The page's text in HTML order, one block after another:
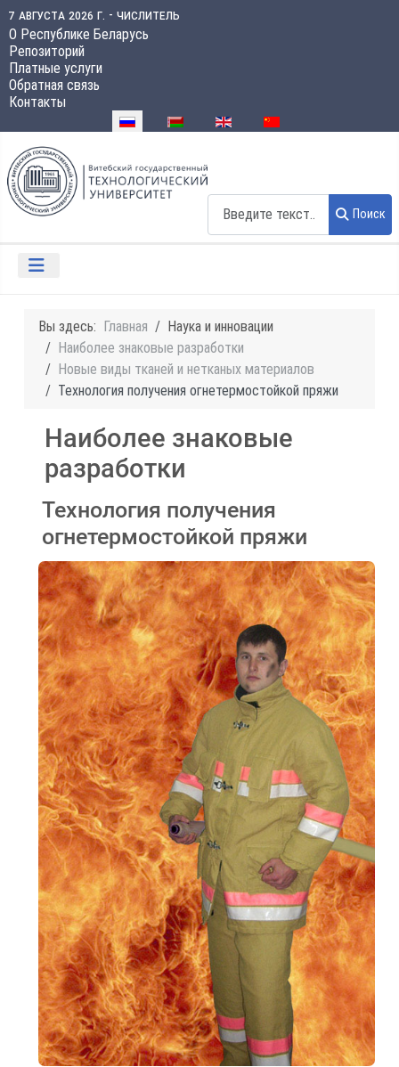
7 августа 2026 г. - числитель
О Республике Беларусь
Репозиторий
Платные услуги
Обратная связь
Контакты
Выберите язык
Поиск
Вы здесь: Главная
Наука и инновации
Наиболее знаковые разработки
Новые виды тканей и нетканых материалов
Технология получения огнетермостойкой пряжи
Наиболее знаковые
разработки
Технология получения
огнетермостойкой пряжи